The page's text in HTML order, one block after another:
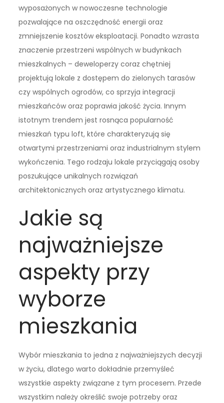
wyposażonych w nowoczesne technologie
pozwalające na oszczędność energii oraz
zmniejszenie kosztów eksploatacji. Ponadto wzrasta
znaczenie przestrzeni wspólnych w budynkach
mieszkalnych – deweloperzy coraz chętniej
projektują lokale z dostępem do zielonych tarasów
czy wspólnych ogrodów, co sprzyja integracji
mieszkańców oraz poprawia jakość życia. Innym
istotnym trendem jest rosnąca popularność
mieszkań typu loft, które charakteryzują się
otwartymi przestrzeniami oraz industrialnym stylem
wykończenia. Tego rodzaju lokale przyciągają osoby
poszukujące unikalnych rozwiązań
architektonicznych oraz artystycznego klimatu.
Jakie są
najważniejsze
aspekty przy
wyborze
mieszkania
Wybór mieszkania to jedna z najważniejszych decyzji
w życiu, dlatego warto dokładnie przemyśleć
wszystkie aspekty związane z tym procesem. Przede
wszystkim należy określić swoje potrzeby oraz